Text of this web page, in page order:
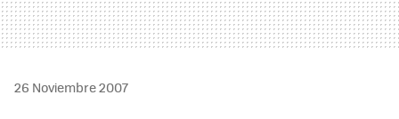
26 Noviembre 2007